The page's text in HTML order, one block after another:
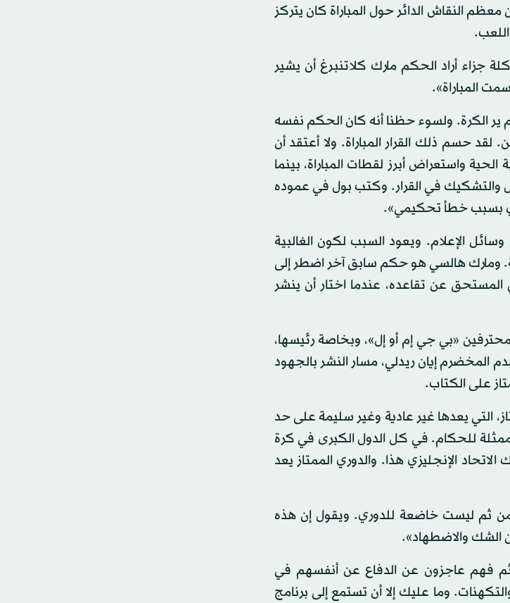
النقاش الدائر حول المباراة كان يتركز
جزاء أراد الحكم مارك كلاتنبرغ أن يشير
المباراة».
ير الكرة. ولسوء حظنا أنه كان الحكم نفسه
لقد حسم ذلك القرار المباراة. ولا أعتقد أن
واستعراض أبرز لقطات المباراة، بينما
والتشكيك في القرار. وكتب بول في عموده
بسبب خطأ تحكيمي».
الإعلام. ويعود السبب لكون الغالبية
ومارك هالسي هو حكم سابق آخر اضطر إلى
السنوي النهائي المستحق عن تقاعده، عندما اختار أن ينشر
«بي جي إم أو إل»، وبخاصة رئيسها،
صحافي كرة القدم المخضرم إيان ريدلي، مسار النشر بالجهود
على الكتاب.
التي يعدها غير عادية وغير سليمة على حد
ممثلة للحكام. في كل الدول الكبرى في كرة
الإنجليزي هذا. والدوري الممتاز يعد
ثم ليست خاضعة للدوري. ويقول إن هذه
الشك والاضطهاد».
ثم فهم عاجزون عن الدفاع عن أنفسهم في
وما عليك إلا أن تستمع إلى برنامج